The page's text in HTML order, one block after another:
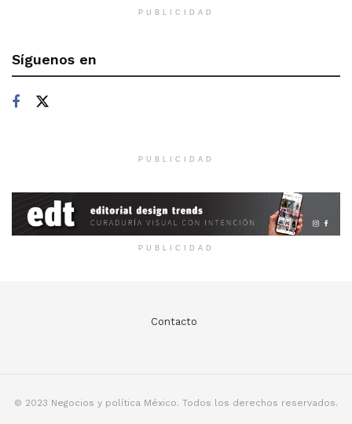
PUBLICIDAD
Síguenos en
PUBLICIDAD
PUBLICIDAD
Contacto
© 2023 Negocios y política México. Todos los derechos reservados.